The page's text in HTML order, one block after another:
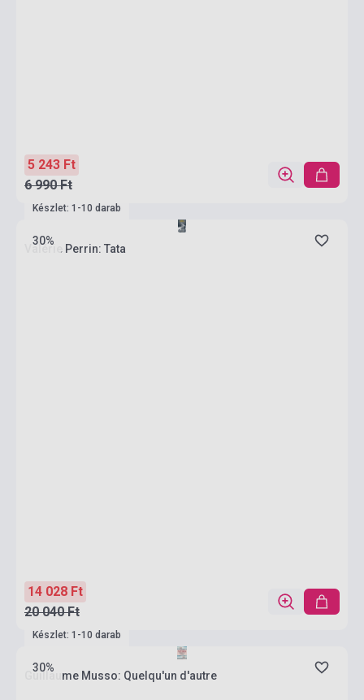
5 243 Ft
6 990 Ft
30%
Készlet: 1-10 darab
Valérie Perrin: Tata
14 028 Ft
20 040 Ft
30%
Készlet: 1-10 darab
Guillaume Musso: Quelqu'un d'autre